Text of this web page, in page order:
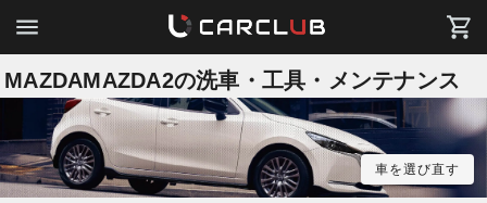
MAZDAMAZDA2の洗車・工具・メンテナンス
車を選び直す